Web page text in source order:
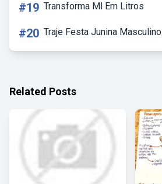
#19 Transforma Ml Em Litros
#20 Traje Festa Junina Masculino
Related Posts